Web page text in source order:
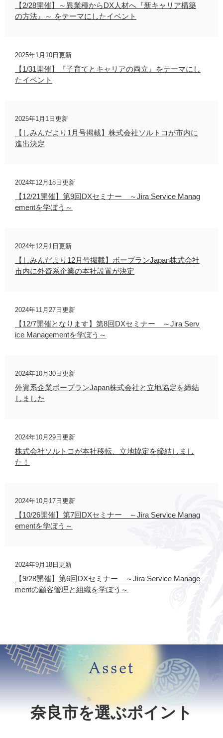
【2/28開催】～異業種からDX人材へ『新キャリア構築
の方法』～ をテーマにしたイベント
2025年1月10日更新
【1/31開催】『子育てとキャリアの両立』をテーマにし
たイベント
2025年1月1日更新
【しみんだより1月号掲載】株式会社ソルトコが市内に
進出決定
2024年12月18日更新
【12/21開催】第9回DXセミナー ～Jira Service Manag
ementを学ぼう～
2024年12月1日更新
【しみんだより12月号掲載】ボープランJapan株式会社
市内に外資系企業の本社設置が決定
2024年11月27日更新
【12/7開催となります】第8回DXセミナー ～Jira Serv
ice Managementを学ぼう～
2024年10月30日更新
外資系企業ボープランJapan株式会社と立地協定を締結
しました
2024年10月29日更新
株式会社ソルトコが本社移転、立地協定を締結しまし
た！
2024年10月17日更新
【10/26開催】第7回DXセミナー ～Jira Service Manag
ementを学ぼう～
2024年9月18日更新
【9/28開催】第6回DXセミナー ～Jira Service Manage
mentの顧客管理と組織を学ぼう～
奈良市を選ぶポイント